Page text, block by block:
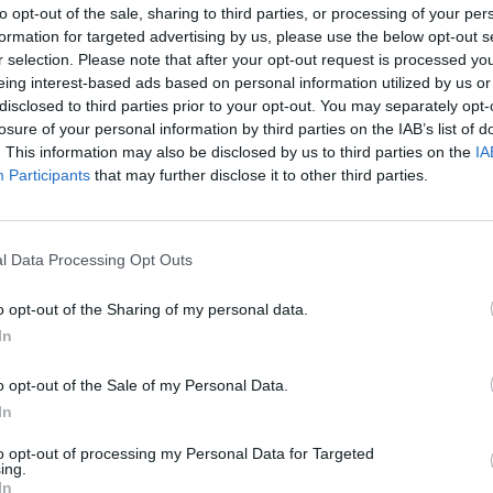
opt-out of the sale, sharing to third parties, or processing of your
for targeted advertising by us, please use the below opt-out
selection. Please note that after your opt-out request is processed
interest-based ads based on personal information utilized by us
to third parties prior to your opt-out. You may separately
of your personal information by third parties on the IAB’s list of
This information may also be disclosed by us to third parties on the
Participants that may further disclose it to other third parties.
Data Processing Opt Outs
opt-out of the Sharing of my personal data.
opt-out of the Sale of my Personal Data.
opt-out of processing my Personal Data for Targeted
si je.
zaregistrovali.
v polích
2004 | František Hrubín
2004 | Ivan Andrejevič
V šírom poli dubec